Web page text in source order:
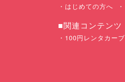
はじめての方へ
■関連コンテンツ
100円レンタカー